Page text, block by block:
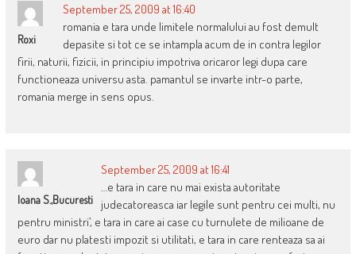
Roxi
September 25, 2009 at 16:40
romania e tara unde limitele normalului au fost demult
depasite si tot ce se intampla acum de in contra legilor
firii, naturii, fizicii, in principiu impotriva oricaror legi dupa care
functioneaza universu asta. pamantul se invarte intr-o parte,
romania merge in sens opus.
Ioana S.,Bucuresti
September 25, 2009 at 16:41
…e tara in care nu mai exista autoritate
judecatoreasca iar legile sunt pentru cei multi, nu
pentru ministri’, e tara in care ai case cu turnulete de milioane de
euro dar nu platesti impozit si utilitati, e tara in care renteaza sa ai